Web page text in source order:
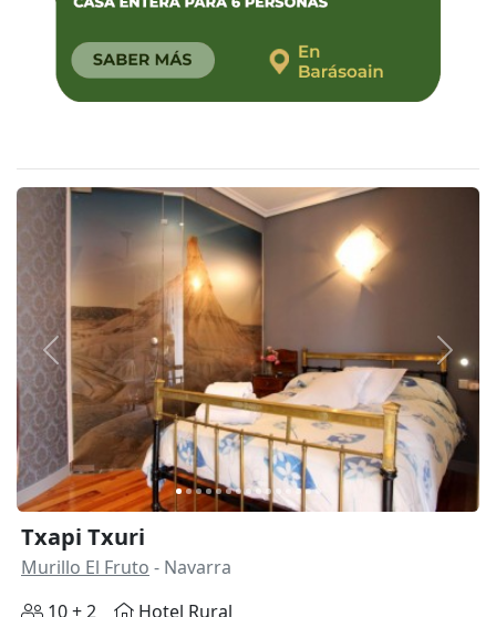
Anterior
Txapi Txuri
Murillo El Fruto - Navarra
10 + 2
Hotel Rural